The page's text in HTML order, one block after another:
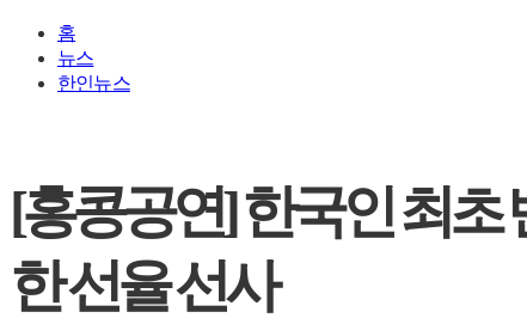
홈
뉴스
한인뉴스
[홍콩공연] 한국인 최초
한 선율 선사